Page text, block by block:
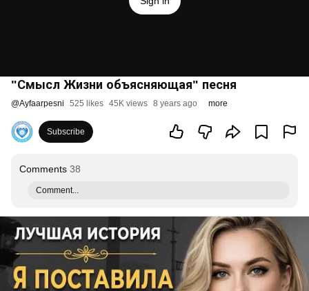
"Смысл Жизни объясняющая" песня
@Ayfaarpesni 525 likes 45K views 8 years ago more
Subscribe
Comments 38
Comment...